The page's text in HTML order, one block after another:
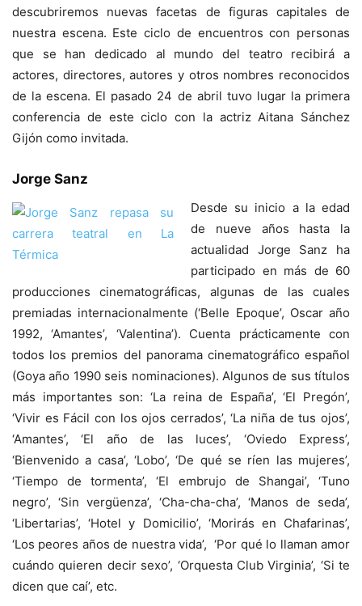
descubriremos nuevas facetas de figuras capitales de
nuestra escena. Este ciclo de encuentros con personas
que se han dedicado al mundo del teatro recibirá a
actores, directores, autores y otros nombres reconocidos
de la escena. El pasado 24 de abril tuvo lugar la primera
conferencia de este ciclo con la actriz Aitana Sánchez
Gijón como invitada.
Jorge Sanz
Desde su inicio a la edad
de nueve años hasta la
actualidad Jorge Sanz ha
participado en más de 60
producciones cinematográficas, algunas de las cuales
premiadas internacionalmente (‘Belle Epoque’, Oscar año
1992, ‘Amantes’, ‘Valentina’). Cuenta prácticamente con
todos los premios del panorama cinematográfico español
(Goya año 1990 seis nominaciones). Algunos de sus títulos
más importantes son: ‘La reina de España’, ‘El Pregón’,
‘Vivir es Fácil con los ojos cerrados’, ‘La niña de tus ojos’,
‘Amantes’, ‘El año de las luces’, ‘Oviedo Express’,
‘Bienvenido a casa’, ‘Lobo’, ‘De qué se ríen las mujeres’,
‘Tiempo de tormenta’, ‘El embrujo de Shangai’, ‘Tuno
negro’, ‘Sin vergüenza’, ‘Cha-cha-cha’, ‘Manos de seda’,
‘Libertarias’, ‘Hotel y Domicilio’, ‘Morirás en Chafarinas’,
‘Los peores años de nuestra vida’, ‘Por qué lo llaman amor
cuándo quieren decir sexo’, ‘Orquesta Club Virginia’, ‘Si te
dicen que caí’, etc.